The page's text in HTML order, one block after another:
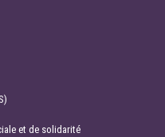
et de solidarité